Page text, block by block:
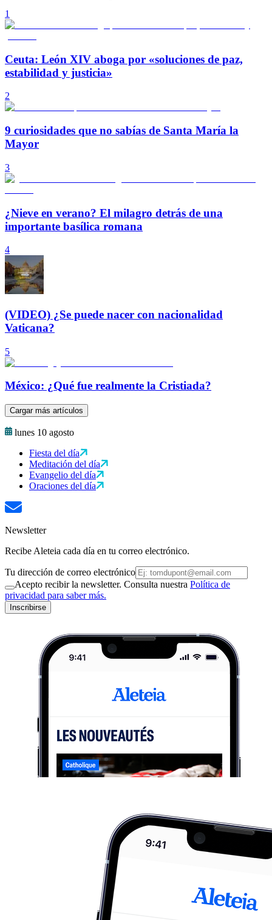
1
Ceuta: León XIV aboga por «soluciones de paz,
estabilidad y justicia»
2
9 curiosidades que no sabías de Santa María la
Mayor
3
¿Nieve en verano? El milagro detrás de una
importante basílica romana
4
(VIDEO) ¿Se puede nacer con nacionalidad
Vaticana?
5
México: ¿Qué fue realmente la Cristiada?
Cargar más artículos
lunes 10 agosto
Fiesta del día
Meditación del día
Evangelio del día
Oraciones del día
Newsletter
Recibe Aleteia cada día en tu correo electrónico.
Tu dirección de correo electrónico
Acepto recibir la newsletter. Consulta nuestra Política de
privacidad para saber más.
Inscribirse